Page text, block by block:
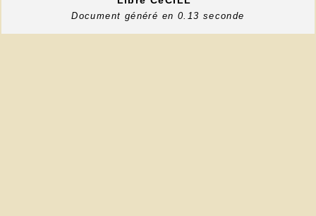
Document généré en 0.13 seconde